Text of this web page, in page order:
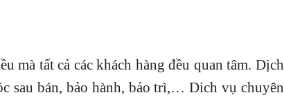
mà tất cả các khách hàng đều quan tâm. Dịch
sau bán, bảo hành, bảo trì,… Dich vụ chuyên